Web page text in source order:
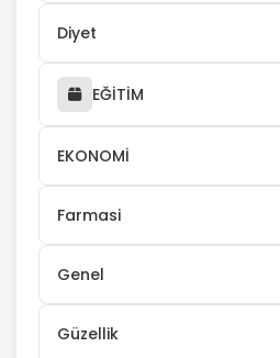
Diyet
EĞİTİM
EKONOMİ
Farmasi
Genel
Güzellik